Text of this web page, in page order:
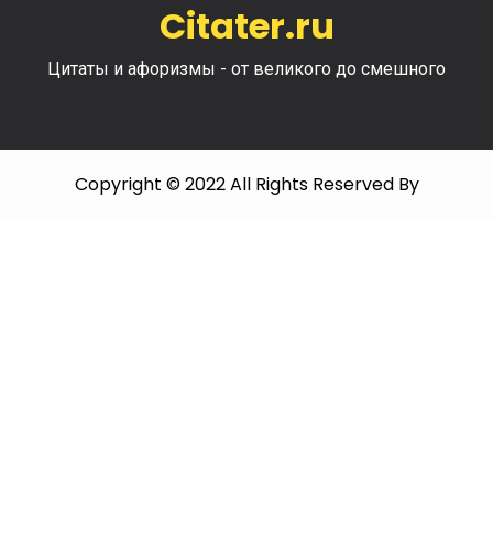
Citater.ru
Цитаты и афоризмы - от великого до смешного
Copyright © 2022 All Rights Reserved By